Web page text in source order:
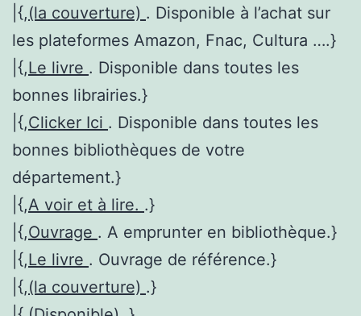
|{,(la couverture) . Disponible à l’achat sur
les plateformes Amazon, Fnac, Cultura ….}
|{,Le livre . Disponible dans toutes les
bonnes librairies.}
|{,Clicker Ici . Disponible dans toutes les
bonnes bibliothèques de votre
département.}
|{,A voir et à lire. .}
|{,Ouvrage . A emprunter en bibliothèque.}
|{,Le livre . Ouvrage de référence.}
|{,(la couverture) .}